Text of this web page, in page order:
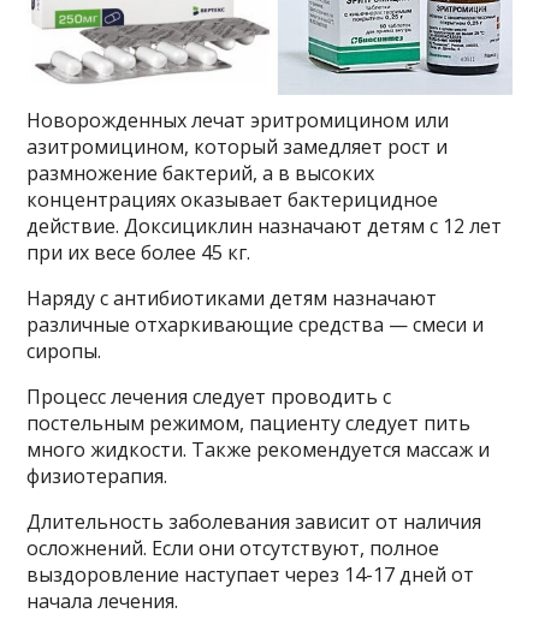
Новорожденных лечат эритромицином или
азитромицином, который замедляет рост и
размножение бактерий, а в высоких
концентрациях оказывает бактерицидное
действие. Доксициклин назначают детям с 12 лет
при их весе более 45 кг.
Наряду с антибиотиками детям назначают
различные отхаркивающие средства — смеси и
сиропы.
Процесс лечения следует проводить с
постельным режимом, пациенту следует пить
много жидкости. Также рекомендуется массаж и
физиотерапия.
Длительность заболевания зависит от наличия
осложнений. Если они отсутствуют, полное
выздоровление наступает через 14-17 дней от
начала лечения.